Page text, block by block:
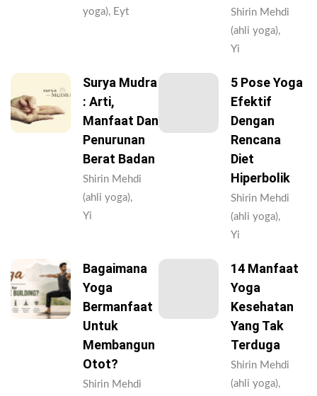
yoga), Eyt
Shirin Mehdi
(ahli yoga),
Yi
Surya Mudra
: Arti,
Manfaat Dan
Penurunan
Berat Badan
Shirin Mehdi
(ahli yoga),
Yi
5 Pose Yoga
Efektif
Dengan
Rencana
Diet
Hiperbolik
Shirin Mehdi
(ahli yoga),
Yi
Bagaimana
Yoga
Bermanfaat
Untuk
Membangun
Otot?
Shirin Mehdi
14 Manfaat
Yoga
Kesehatan
Yang Tak
Terduga
Shirin Mehdi
(ahli yoga),